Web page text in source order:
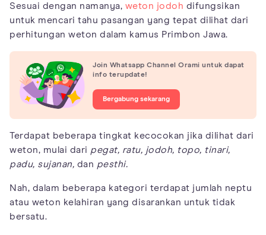
Sesuai dengan namanya, weton jodoh difungsikan
untuk mencari tahu pasangan yang tepat dilihat dari
perhitungan weton dalam kamus Primbon Jawa.
Join Whatsapp Channel Orami untuk dapat
info terupdate!
Bergabung sekarang
Terdapat beberapa tingkat kecocokan jika dilihat dari
weton, mulai dari pegat, ratu, jodoh, topo, tinari,
padu, sujanan, dan pesthi.
Nah, dalam beberapa kategori terdapat jumlah neptu
atau weton kelahiran yang disarankan untuk tidak
bersatu.